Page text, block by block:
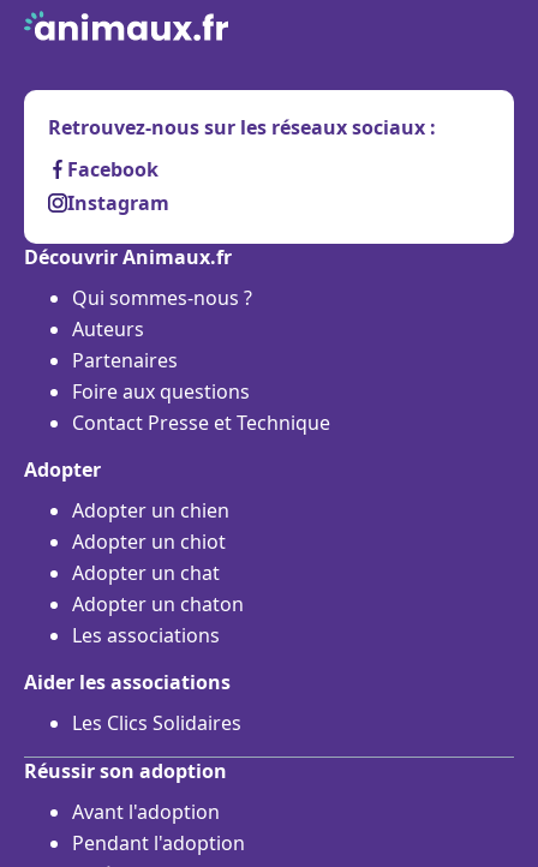
Retrouvez-nous sur les réseaux sociaux :
Facebook
Instagram
Découvrir Animaux.fr
Qui sommes-nous ?
Auteurs
Partenaires
Foire aux questions
Contact Presse et Technique
Adopter
Adopter un chien
Adopter un chiot
Adopter un chat
Adopter un chaton
Les associations
Aider les associations
Les Clics Solidaires
Réussir son adoption
Avant l'adoption
Pendant l'adoption